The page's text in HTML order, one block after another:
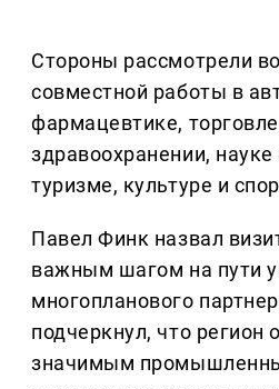
Стороны рассмотрели
совместной работы в
фармацевтике,
здравоохранении, науке
туризме, культуре и
Павел Финк назвал
важным шагом на пути
многопланового
подчеркнул, что регион
значимым